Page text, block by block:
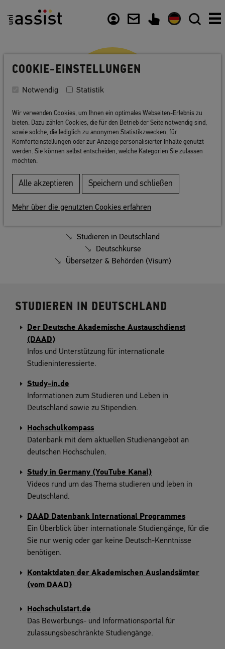
Auf diesen Websites finden Sie wichtige
Studieren in Deutschland
Deutschkurse
Übersetzer & Behörden (Visum)
STUDIEREN IN DEUTSCHLAND
Der Deutsche Akademische Austauschdienst
(DAAD)
Infos und Unterstützung für internationale
Studieninteressierte.
Study-in.de
Informationen zum Studieren und Leben in
Deutschland sowie zu Stipendien.
Hochschulkompass
Datenbank mit dem aktuellen Studienangebot an
deutschen Hochschulen.
Study in Germany (YouTube Kanal)
Videos rund um das Thema studieren und leben in
Deutschland.
DAAD Datenbank International Programmes
Ein Überblick über internationale Studiengänge, für die
Sie nur wenig oder gar keine Deutsch-Kenntnisse
benötigen.
Kontaktdaten der Akademischen Auslandsämter
(vom DAAD)
Hochschulstart.de
Das Bewerbungs- und Informationsportal für
zulassungsbeschränkte Studiengänge.
COOKIE-EINSTELLUNGEN
Notwendig Statistik
Wir verwenden Cookies, um Ihnen ein optimales Webseiten-Erlebnis zu
bieten. Dazu zählen Cookies, die für den Betrieb der Seite notwendig sind,
sowie solche, die lediglich zu anonymen Statistikzwecken, für
Komforteinstellungen oder zur Anzeige personalisierter Inhalte genutzt
werden. Sie können selbst entscheiden, welche Kategorien Sie zulassen
möchten.
Alle akzeptieren Speichern und schließen
Mehr über die genutzten Cookies erfahren